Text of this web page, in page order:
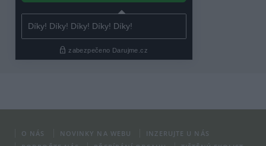
O NÁS NOVINKY NA WEBU
INZERUJTE U NÁS